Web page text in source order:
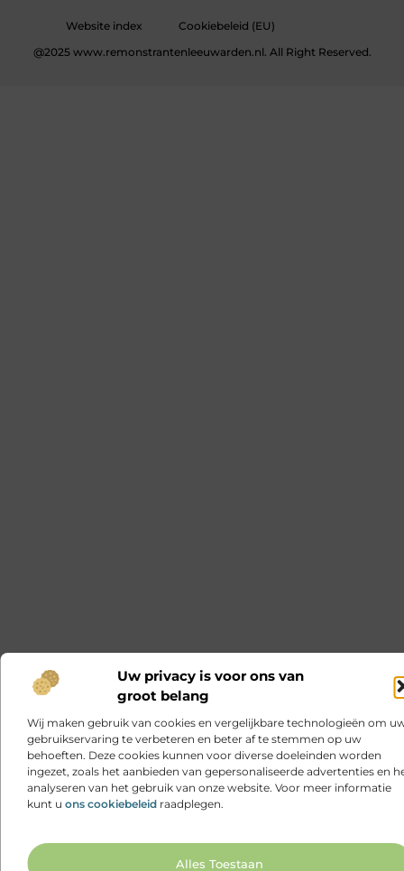
Uw privacy is voor ons van
groot belang
Wij maken gebruik van cookies en vergelijkbare technologieën om
gebruikservaring te verbeteren en beter af te stemmen op uw
behoeften. Deze cookies kunnen voor diverse doeleinden worden
ingezet, zoals het aanbieden van gepersonaliseerde advertenties en
analyseren van het gebruik van onze website. Voor meer informatie
kunt u ons cookiebeleid raadplegen.
Alles Toestaan
Website index
Cookiebeleid (EU)
@2025 www.remonstrantenleeuwarden.nl. All Right Reserved.